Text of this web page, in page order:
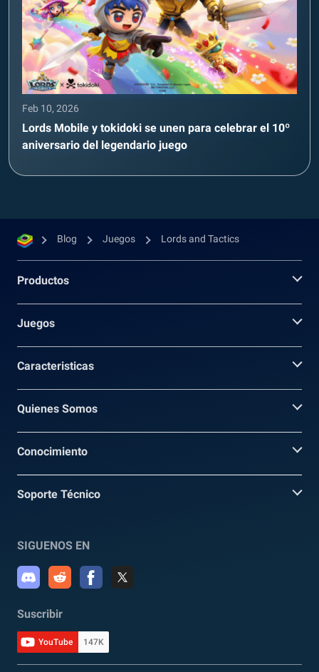
Feb 10, 2026
Lords Mobile y tokidoki se unen para celebrar el 10º
aniversario del legendario juego
Blog Juegos Lords and Tactics
Productos
Juegos
Caracteristicas
Quienes Somos
Conocimiento
Soporte Técnico
SIGUENOS EN
Suscribir
YouTube 147K